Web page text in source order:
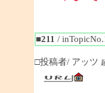
■211 /
□投稿者/ アッツ